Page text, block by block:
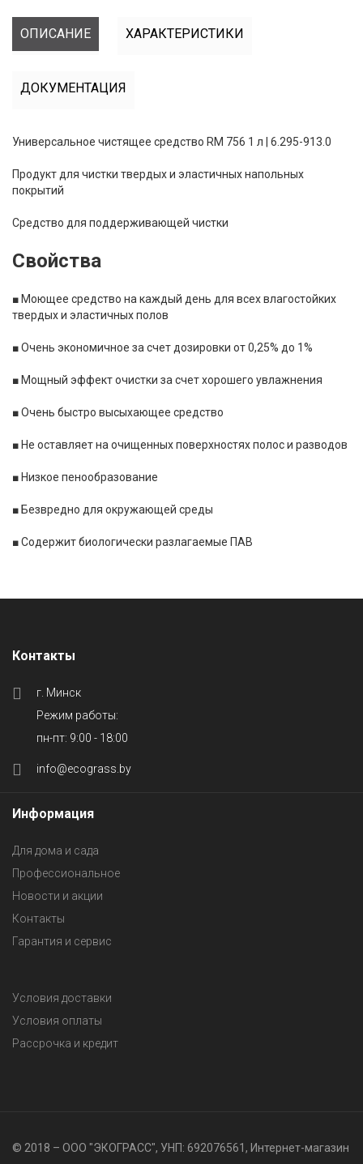
ОПИСАНИЕ ХАРАКТЕРИСТИКИ
ДОКУМЕНТАЦИЯ
Универсальное чистящее средство RM 756 1 л | 6.295-913.0
Продукт для чистки твердых и эластичных напольных
покрытий
Средство для поддерживающей чистки
Свойства
■ Моющее средство на каждый день для всех влагостойких
твердых и эластичных полов
■Очень экономичное за счет дозировки от 0,25% до 1%
■ Мощный эффект очистки за счет хорошего увлажнения
■Очень быстро высыхающее средство
■ Не оставляет на очищенных поверхностях полос и разводов
■ Низкое пенообразование
■ Безвредно для окружающей среды
■Содержит биологически разлагаемые ПАВ
Контакты
г. Минск
Режим работы:
пн-пт: 9:00 - 18:00
info@ecograss.by
Информация
Для дома и сада
Профессиональное
Новости и акции
Контакты
Гарантия и сервис
Условия доставки
Условия оплаты
Рассрочка и кредит
© 2018 – ООО "ЭКОГРАСС", УНП: 692076561, Интернет-магазин